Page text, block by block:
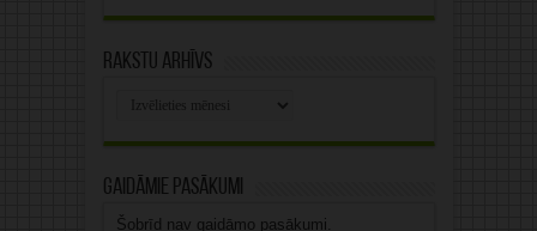
Rakstu arhīvs
Gaidāmie pasākumi
Šobrīd nav gaidāmo pasākumi.